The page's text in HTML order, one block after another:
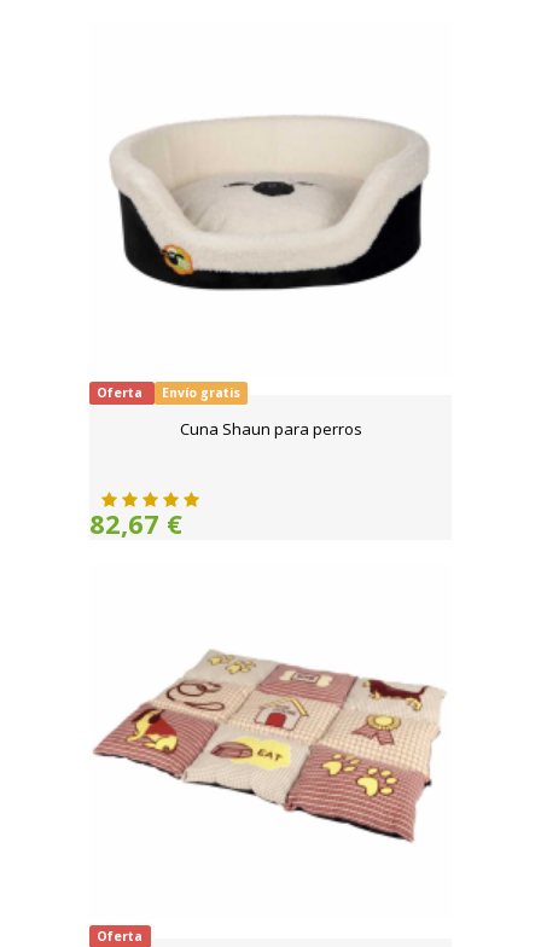
Oferta Envío gratis
Cuna Shaun para perros
82,67 €
Oferta